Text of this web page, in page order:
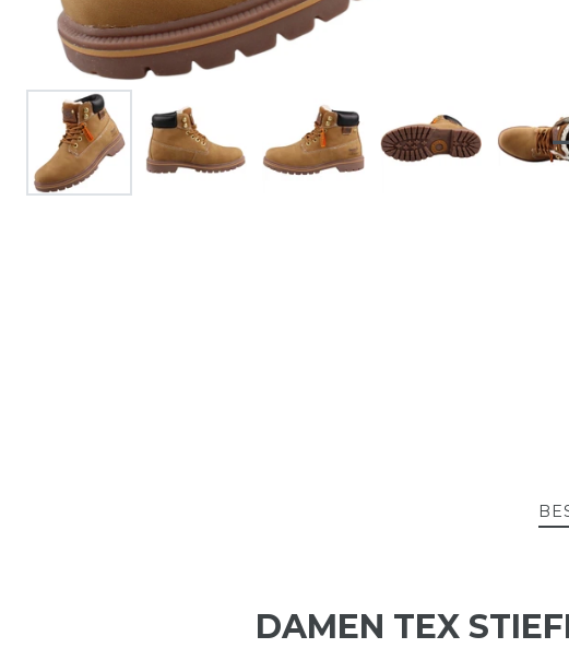
DAMEN TEX